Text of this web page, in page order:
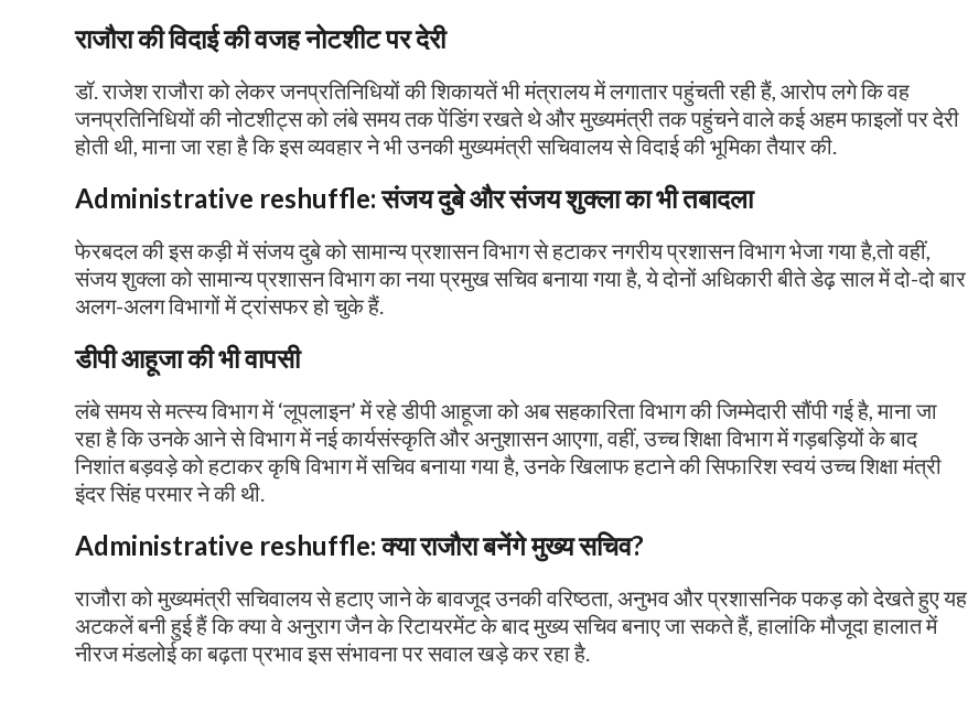
राजौरा की विदाई की वजह नोटशीट पर देरी
डॉ. राजेश राजौरा को लेकर जनप्रतिनिधियों की शिकायतें भी मंत्रालय में लगातार पहुंचती रही हैं, आरोप लगे कि वह
जनप्रतिनिधियों की नोटशीट्स को लंबे समय तक पेंडिंग रखते थे और मुख्यमंत्री तक पहुंचने वाले कई अहम फाइलों पर देरी
होती थी, माना जा रहा है कि इस व्यवहार ने भी उनकी मुख्यमंत्री सचिवालय से विदाई की भूमिका तैयार की.
Administrative reshuffle:संजय दुबे और संजय शुक्ला का भी तबादला
फेरबदल की इस कड़ी में संजय दुबे को सामान्य प्रशासन विभाग से हटाकर नगरीय प्रशासन विभाग भेजा गया है,तो वहीं,
संजय शुक्ला को सामान्य प्रशासन विभाग का नया प्रमुख सचिव बनाया गया है, ये दोनों अधिकारी बीते डेढ़ साल में दो-दो बार
अलग-अलग विभागों में ट्रांसफर हो चुके हैं.
डीपी आहूजा की भी वापसी
लंबे समय से मत्स्य विभाग में ‘लूपलाइन’ में रहे डीपी आहूजा को अब सहकारिता विभाग की जिम्मेदारी सौंपी गई है, माना जा
रहा है कि उनके आने से विभाग में नई कार्यसंस्कृति और अनुशासन आएगा, वहीं, उच्च शिक्षा विभाग में गड़बड़ियों के बाद
निशांत बड़वड़े को हटाकर कृषि विभाग में सचिव बनाया गया है, उनके खिलाफ हटाने की सिफारिश स्वयं उच्च शिक्षा मंत्री
इंदर सिंह परमार ने की थी.
Administrative reshuffle:क्या राजौरा बनेंगे मुख्य सचिव?
राजौरा को मुख्यमंत्री सचिवालय से हटाए जाने के बावजूद उनकी वरिष्ठता, अनुभव और प्रशासनिक पकड़ को देखते हुए यह
अटकलें बनी हुई हैं कि क्या वे अनुराग जैन के रिटायरमेंट के बाद मुख्य सचिव बनाए जा सकते हैं, हालांकि मौजूदा हालात में
नीरज मंडलोई का बढ़ता प्रभाव इस संभावना पर सवाल खड़े कर रहा है.